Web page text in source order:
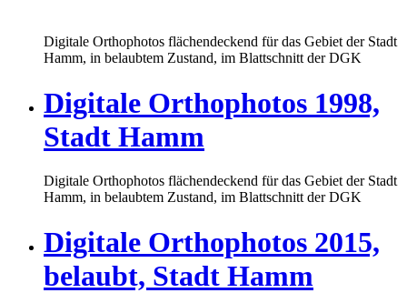
Digitale Orthophotos flächendeckend für das Gebiet der Stadt
Hamm, in belaubtem Zustand, im Blattschnitt der DGK
Digitale Orthophotos 1998,
Stadt Hamm
Digitale Orthophotos flächendeckend für das Gebiet der Stadt
Hamm, in belaubtem Zustand, im Blattschnitt der DGK
Digitale Orthophotos 2015,
belaubt, Stadt Hamm